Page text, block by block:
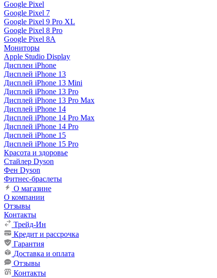
Google Pixel
Google Pixel 7
Google Pixel 9 Pro XL
Google Pixel 8 Pro
Google Pixel 8A
Мониторы
Apple Studio Display
Дисплеи iPhone
Дисплей iPhone 13
Дисплей iPhone 13 Mini
Дисплей iPhone 13 Pro
Дисплей iPhone 13 Pro Max
Дисплей iPhone 14
Дисплей iPhone 14 Pro Max
Дисплей iPhone 14 Pro
Дисплей iPhone 15
Дисплей iPhone 15 Pro
Красота и здоровье
Стайлер Dyson
Фен Dyson
Фитнес-браслеты
О магазине
О компании
Отзывы
Контакты
Трейд-Ин
Кредит и рассрочка
Гарантия
Доставка и оплата
Отзывы
Контакты